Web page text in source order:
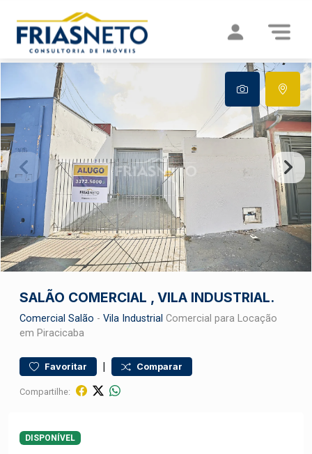
SALÃO COMERCIAL , VILA INDUSTRIAL.
Comercial Salão - Vila Industrial Comercial para Locação
em Piracicaba
Favoritar | Comparar
Compartilhe:
DISPONÍVEL